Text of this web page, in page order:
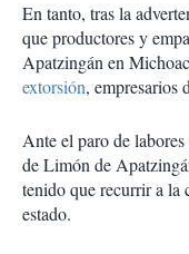
En tanto, tras la
que productores y
Apatzingán en
extorsión, empresarios
Ante el paro de
de Limón de
tenido que recurrir a la
estado.